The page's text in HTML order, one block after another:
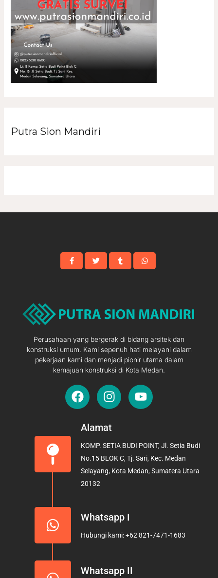
Putra Sion Mandiri
Perusahaan yang bergerak di bidang arsitek dan
konstruksi umum. Kami sepenuh hati melayani dalam
pekerjaan kami dan menjadi pionir utama dalam
kemajuan konstruksi di Kota Medan.
F
a
e
o
o
k
I
n
t
g
r
a
Y
o
b
e
Alamat
KOMP. SETIA BUDI POINT, Jl. Setia Budi
No.15 BLOK C, Tj. Sari, Kec. Medan
Selayang, Kota Medan, Sumatera Utara
20132
Whatsapp I
Hubungi kami: +62 821-7471-1683
Whatsapp II